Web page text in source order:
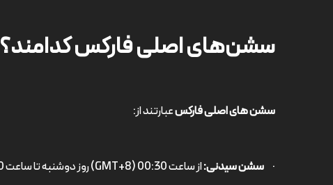
سشن‌های اصلی فارکس کدامند؟
سشن های اصلی فارکسعبارتند از:
·سشن سیدنی:از ساعت 00:30 (GMT+8) روز دوشنبه تا ساعت 08:30 (GMT+8) روز سه شنبه